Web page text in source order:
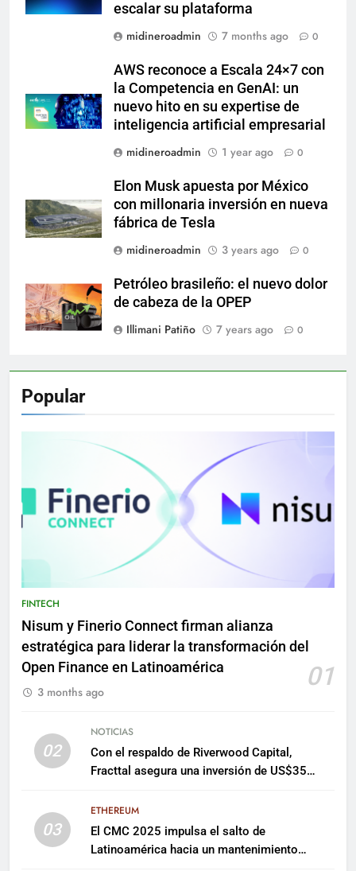
escalar su plataforma
midineroadmin
7 months ago 0
AWS reconoce a Escala 24×7 con
la Competencia en GenAI: un
nuevo hito en su expertise de
inteligencia artificial empresarial
midineroadmin
1 year ago 0
Elon Musk apuesta por México
con millonaria inversión en nueva
fábrica de Tesla
midineroadmin
3 years ago 0
Petróleo brasileño: el nuevo dolor
de cabeza de la OPEP
Illimani Patiño
7 years ago 0
Popular
FINTECH
Nisum y Finerio Connect firman alianza
estratégica para liderar la transformación del
Open Finance en Latinoamérica
01
3 months ago
02
NOTICIAS
Con el respaldo de Riverwood Capital,
Fracttal asegura una inversión de US$35
03
ETHEREUM
El CMC 2025 impulsa el salto de
Latinoamérica hacia un mantenimiento